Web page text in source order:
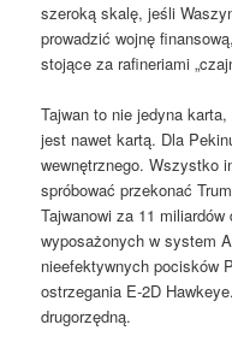
szeroką skalę, jeśli
prowadzić wojnę
stojące za rafineriami
Tajwan to nie jedyna
jest nawet kartą. Dla
wewnętrznego. Wszystko
spróbować przekonać
Tajwanowi za 11
wyposażonych w system
nieefektywnych pocisków
ostrzegania E-2D
drugorzędną.